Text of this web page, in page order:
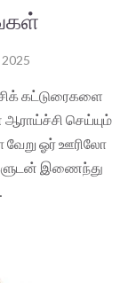
கட்டுரைகளை
செய்யும்
ஓர் ஊரிலோ
இணைந்து